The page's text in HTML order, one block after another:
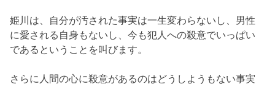
姫川は、自分が汚された事実は一生変わらないし、男性
に愛される自身もないし、今も犯人への殺意でいっぱい
であるということを叫びます。
さらに人間の心に殺意があるのはどうしようもない事実